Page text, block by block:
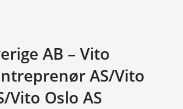
AB – Vito
AS/Vito
Vito Oslo AS